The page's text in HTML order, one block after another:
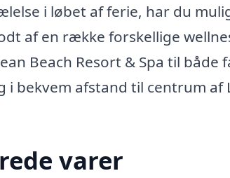
i løbet af ferie, har du
af en række forskellige
Beach Resort & Spa til både
i bekvem afstand til centrum af
varer